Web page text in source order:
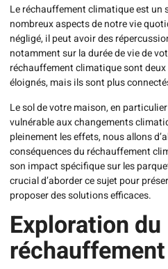
Le réchauffement climatique est un
nombreux aspects de notre vie
négligé, il peut avoir des
notamment sur la durée de vie de
réchauffement climatique sont
éloignés, mais ils sont plus
Le sol de votre maison, en
vulnérable aux changements
pleinement les effets, nous allons
conséquences du réchauffement
son impact spécifique sur les
crucial d’aborder ce sujet pour
proposer des solutions efficaces.
Exploration du